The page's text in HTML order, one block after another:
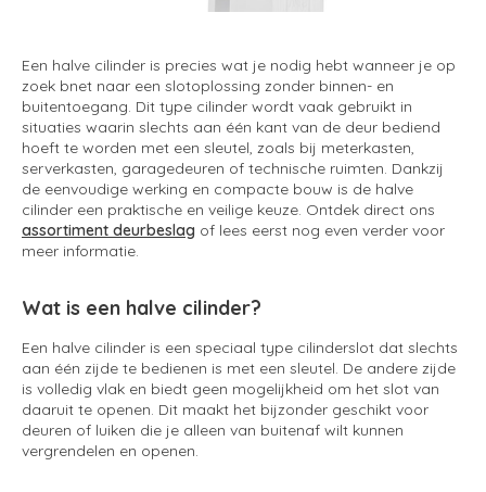
Een halve cilinder is precies wat je nodig hebt wanneer je op
zoek bnet naar een slotoplossing zonder binnen- en
buitentoegang. Dit type cilinder wordt vaak gebruikt in
situaties waarin slechts aan één kant van de deur bediend
hoeft te worden met een sleutel, zoals bij meterkasten,
serverkasten, garagedeuren of technische ruimten. Dankzij
de eenvoudige werking en compacte bouw is de halve
cilinder een praktische en veilige keuze. Ontdek direct ons
assortiment deurbeslag of lees eerst nog even verder voor
meer informatie.
Wat is een halve cilinder?
Een halve cilinder is een speciaal type cilinderslot dat slechts
aan één zijde te bedienen is met een sleutel. De andere zijde
is volledig vlak en biedt geen mogelijkheid om het slot van
daaruit te openen. Dit maakt het bijzonder geschikt voor
deuren of luiken die je alleen van buitenaf wilt kunnen
vergrendelen en openen.